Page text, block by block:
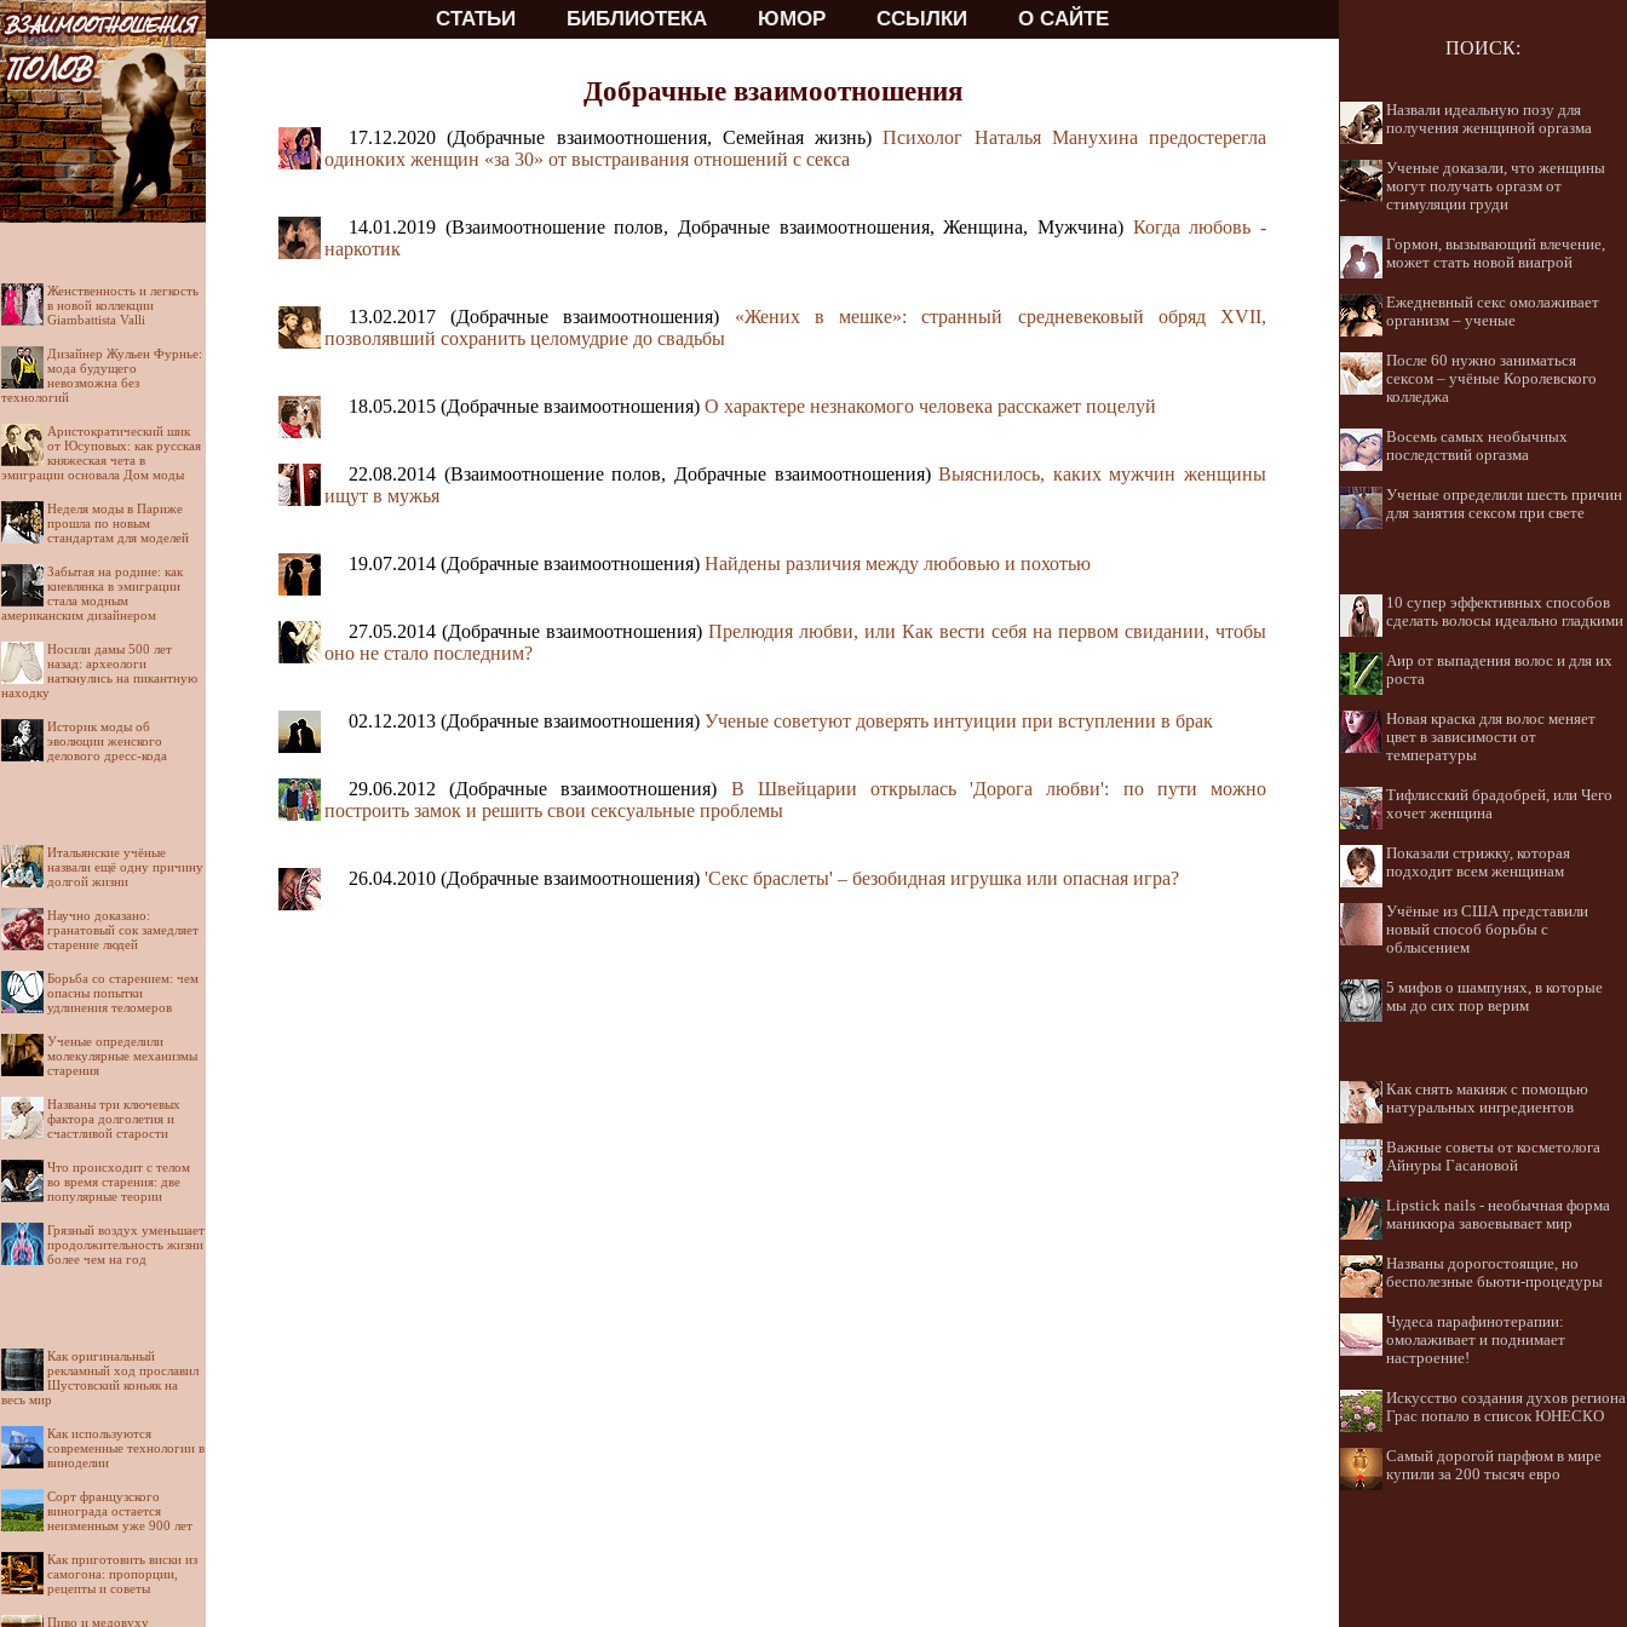
СТАТЬИ БИБЛИОТЕКА ЮМОР ССЫЛКИ О САЙТЕ
Женственность и легкость
в новой коллекции
Giambattista Valli
Дизайнер Жульен Фурнье:
мода будущего
невозможна без
технологий
Аристократический шик
от Юсуповых: как русская
княжеская чета в
эмиграции основала Дом моды
Неделя моды в Париже
прошла по новым
стандартам для моделей
Забытая на родине: как
киевлянка в эмиграции
стала модным
американским дизайнером
Носили дамы 500 лет
назад: археологи
наткнулись на пикантную
находку
Историк моды об
эволюции женского
делового дресс-кода
Итальянские учёные
назвали ещё одну причину
долгой жизни
Научно доказано:
гранатовый сок замедляет
старение людей
Борьба со старением: чем
опасны попытки
удлинения теломеров
Ученые определили
молекулярные механизмы
старения
Названы три ключевых
фактора долголетия и
счастливой старости
Что происходит с телом
во время старения: две
популярные теории
Грязный воздух уменьшает
продолжительность жизни
более чем на год
Как оригинальный
рекламный ход прославил
Шустовский коньяк на
весь мир
Как используются
современные технологии в
виноделии
Сорт французского
винограда остается
неизменным уже 900 лет
Как приготовить виски из
самогона: пропорции,
рецепты и советы
Пиво и медовуху
Добрачные взаимоотношения
17.12.2020 (Добрачные взаимоотношения, Семейная жизнь)Психолог Наталья Манухина предостерегла
одиноких женщин «за 30» от выстраивания отношений с секса
14.01.2019 (Взаимоотношение полов, Добрачные взаимоотношения, Женщина, Мужчина) Когда любовь -
наркотик
13.02.2017 (Добрачные взаимоотношения) «Жених в мешке»: странный средневековый обряд XVII,
позволявший сохранить целомудрие до свадьбы
18.05.2015 (Добрачные взаимоотношения) О характере незнакомого человека расскажет поцелуй
22.08.2014 (Взаимоотношение полов, Добрачные взаимоотношения)Выяснилось, каких мужчин женщины
ищут в мужья
19.07.2014 (Добрачные взаимоотношения) Найдены различия между любовью и похотью
27.05.2014 (Добрачные взаимоотношения) Прелюдия любви, или Как вести себя на первом свидании, чтобы
оно не стало последним?
02.12.2013 (Добрачные взаимоотношения) Ученые советуют доверять интуиции при вступлении в брак
29.06.2012 (Добрачные взаимоотношения) В Швейцарии открылась 'Дорога любви': по пути можно
построить замок и решить свои сексуальные проблемы
26.04.2010 (Добрачные взаимоотношения) 'Секс браслеты' – безобидная игрушка или опасная игра?
ПОИСК:
Назвали идеальную позу для
получения женщиной оргазма
Ученые доказали, что женщины
могут получать оргазм от
стимуляции груди
Гормон, вызывающий влечение,
может стать новой виагрой
Ежедневный секс омолаживает
организм – ученые
После 60 нужно заниматься
сексом – учёные Королевского
колледжа
Восемь самых необычных
последствий оргазма
Ученые определили шесть причин
для занятия сексом при свете
10 супер эффективных способов
сделать волосы идеально гладкими
Аир от выпадения волос и для их
роста
Новая краска для волос меняет
цвет в зависимости от
температуры
Тифлисский брадобрей, или Чего
хочет женщина
Показали стрижку, которая
подходит всем женщинам
Учёные из США представили
новый способ борьбы с
облысением
5 мифов о шампунях, в которые
мы до сих пор верим
Как снять макияж с помощью
натуральных ингредиентов
Важные советы от косметолога
Айнуры Гасановой
Lipstick nails - необычная форма
маникюра завоевывает мир
Названы дорогостоящие, но
бесполезные бьюти-процедуры
Чудеса парафинотерапии:
омолаживает и поднимает
настроение!
Искусство создания духов региона
Грас попало в список ЮНЕСКО
Самый дорогой парфюм в мире
купили за 200 тысяч евро